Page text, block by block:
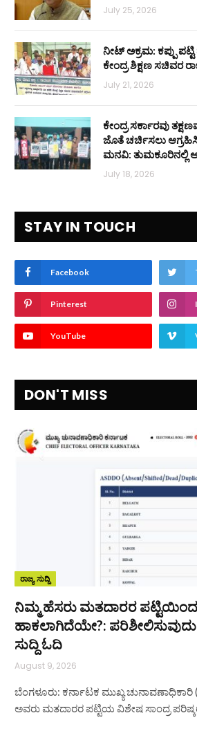
July 25, 2026
ನೀಟ್ ಅಕ್ರಮ: ಕಪ್ಪು
ಕೇಂದ್ರ ಶಿಕ್ಷಣ ಸಚಿವರ
July 21, 2026
ಕೇಂದ್ರ ಸರ್ಕಾರವು
ಜೊತೆ ಚರ್ಚಿಸಲು
ಮನವಿ: ತುಮಕೂರಿನಲ್ಲಿ
July 18, 2026
STAY IN TOUCH
Facebook
Pinterest
YouTube
DON'T MISS
ರಾಜ್ಯ ಸುದ್ದಿ
ನಿಮ್ಮ ಹೆಸರು ಮತದಾರರ ಪಟ್ಟಿಯಿಂದ
ಹಾಕಲಾಗಿದೆಯೇ?: ಪರಿಶೀಲಿಸುವುದು
ಸುದ್ದಿ ಓದಿ
August 9, 2026
ಬೆಂಗಳೂರು: ಕರ್ನಾಟಕ ಮುಖ್ಯ ಚುನಾವಣಾಧಿಕಾರಿ
ಅವರು ಮತದಾರರ ಪಟ್ಟಿಯ ವಿಶೇಷ ಸಾಂದ್ರ